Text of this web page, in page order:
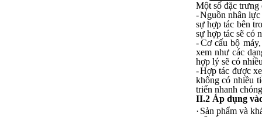
Một số đặc trưng
-Nguồn nhân
sự hợp tác bên
sự hợp tác sẽ có
- Cơ cấu bộ
xem như các
hợp lý sẽ có
-Hợp tác được
không có nhiều
triển nhanh
II.2 Áp dụng
· Sản phẩm và